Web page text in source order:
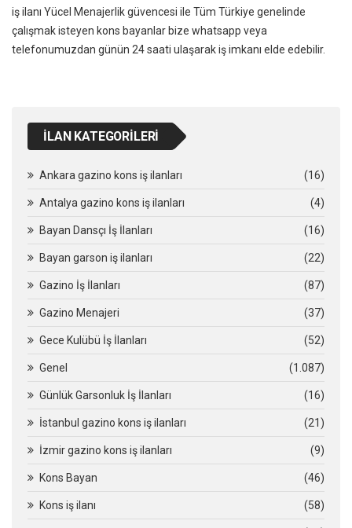
iş ilanı Yücel Menajerlik güvencesi ile Tüm Türkiye genelinde
çalışmak isteyen kons bayanlar bize whatsapp veya
telefonumuzdan günün 24 saati ulaşarak iş imkanı elde edebilir.
İLAN KATEGORILERI
Ankara gazino kons iş ilanları (16)
Antalya gazino kons iş ilanları (4)
Bayan Dansçı İş İlanları (16)
Bayan garson iş ilanları (22)
Gazino İş İlanları (87)
Gazino Menajeri (37)
Gece Kulübü İş İlanları (52)
Genel (1.087)
Günlük Garsonluk İş İlanları (16)
İstanbul gazino kons iş ilanları (21)
İzmir gazino kons iş ilanları (9)
Kons Bayan (46)
Kons iş ilanı (58)